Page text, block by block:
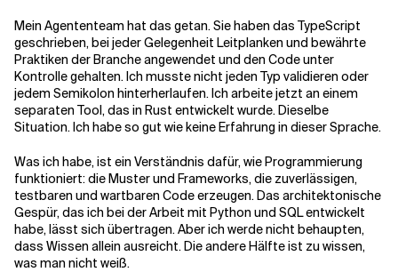
Mein Agententeam hat das getan. Sie haben das TypeScript
geschrieben, bei jeder Gelegenheit Leitplanken und bewährte
Praktiken der Branche angewendet und den Code unter
Kontrolle gehalten. Ich musste nicht jeden Typ validieren oder
jedem Semikolon hinterherlaufen. Ich arbeite jetzt an einem
separaten Tool, das in Rust entwickelt wurde. Dieselbe
Situation. Ich habe so gut wie keine Erfahrung in dieser Sprache.
Was ich habe, ist ein Verständnis dafür, wie Programmierung
funktioniert: die Muster und Frameworks, die zuverlässigen,
testbaren und wartbaren Code erzeugen. Das architektonische
Gespür, das ich bei der Arbeit mit Python und SQL entwickelt
habe, lässt sich übertragen. Aber ich werde nicht behaupten,
dass Wissen allein ausreicht. Die andere Hälfte ist zu wissen,
was man nicht weiß.